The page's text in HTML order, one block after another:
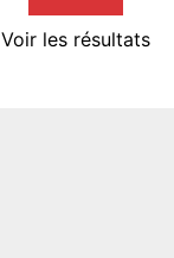
Voir les résultats